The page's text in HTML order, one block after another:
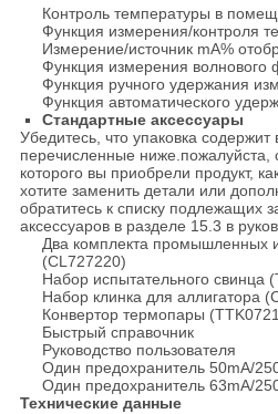
Контроль температуры в
Функция измерения/контроля
Измерение/источник mA%
Функция измерения волнового
Функция ручного удержания
Функция автоматического
Стандартные аксессуары
Убедитесь, что упаковка содержит
перечисленные ниже.пожалуйста,
которого вы приобрели продукт,
хотите заменить детали или
обратитесь к списку подлежащих
аксессуаров в разделе 15.3 в
Два комплекта промышленных
(CL727220)
Набор испытательного свинца
Набор клинка для аллигатора
Конвертор термопары
Быстрый справочник
Руководство пользователя
Один предохранитель 50mA/
Один предохранитель 63mA/
Технические данные